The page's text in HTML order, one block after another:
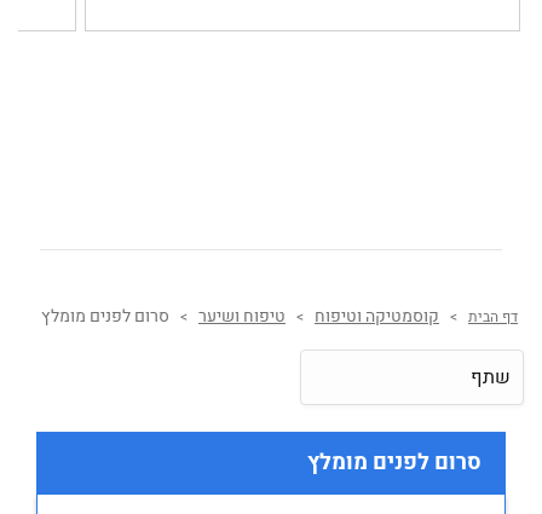
דף הבית > קוסמטיקה וטיפוח > טיפוח ושיער > סרום לפנים מומלץ
שתף
סרום לפנים מומלץ